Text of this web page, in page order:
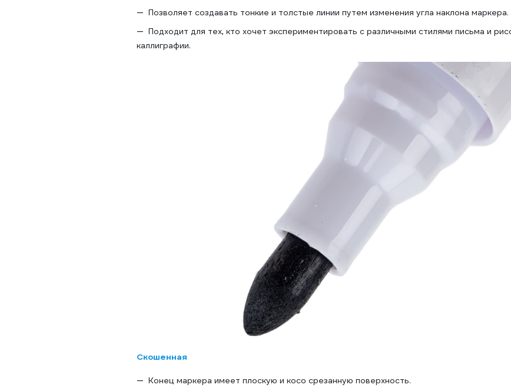
Позволяет создавать тонкие и толстые линии путем изменения угла наклона маркера.
Подходит для тех, кто хочет экспериментировать с различными стилями письма и
каллиграфии.
Скошенная
Конец маркера имеет плоскую и косо срезанную поверхность.